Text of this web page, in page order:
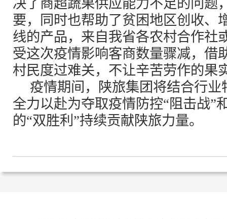
决了商超蔬果供应能力不足的问题
要，同时也帮助了贫困地区创收、
线的产品，来自我省各农村合作社
受这次疫情影响客商数量骤减，借
村民度过难关，不让辛苦劳作的果
疫情期间，陕旅集团将结合行
全力以赴为夺取疫情防控“阻击战”
的“双胜利”持续贡献陕旅力量。